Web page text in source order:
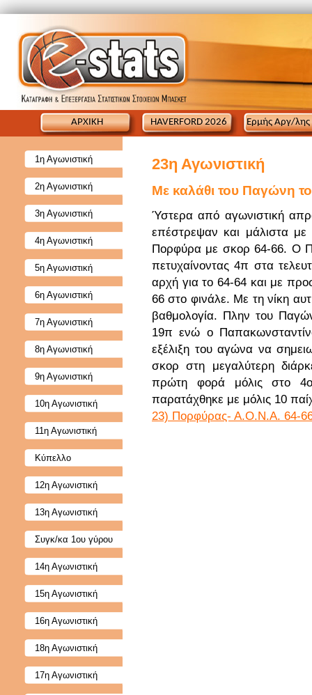
ΑΡΧΙΚΗ HAVERFORD 2026 Ερμής Αργ/
1η Αγωνιστική
2η Αγωνιστική
3η Αγωνιστική
4η Αγωνιστική
5η Αγωνιστική
6η Αγωνιστική
7η Αγωνιστική
8η Αγωνιστική
9η Αγωνιστική
10η Αγωνιστική
11η Αγωνιστική
Κύπελλο
12η Αγωνιστική
13η Αγωνιστική
Συγκ/κα 1ου γύρου
14η Αγωνιστική
15η Αγωνιστική
16η Αγωνιστική
18η Αγωνιστική
17η Αγωνιστική
23η Αγωνιστική
Με καλάθι του Παγώνη
Ύστερα από αγωνιστική
επέστρεψαν και μάλιστα
Πορφύρα με σκορ 64-66. Ο
πετυχαίνοντας 4π στα
αρχή για το 64-64 και με
66 στο φινάλε. Με τη νίκη
βαθμολογία. Πλην του
19π ενώ ο
εξέλιξη του αγώνα να
σκορ στη μεγαλύτερη
πρώτη φορά μόλις στο
παρατάχθηκε με μόλις 10
23) Πορφύρας- Α.Ο.Ν.Α. 64-